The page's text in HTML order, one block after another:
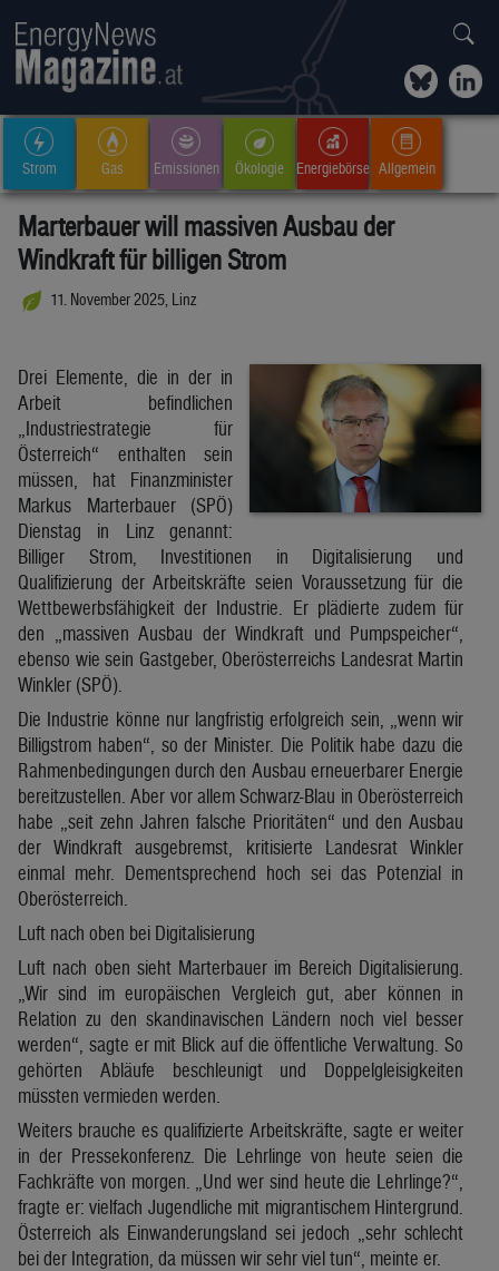
Strom Gas Emissionen Ökologie Energiebörse Allgemein
Marterbauer will massiven Ausbau der
Windkraft für billigen Strom
11. November 2025, Linz
Drei Elemente, die in der in
Arbeit befindlichen
„Industriestrategie für
Österreich“ enthalten sein
müssen, hat Finanzminister
Markus Marterbauer (SPÖ)
Dienstag in Linz genannt:
Billiger Strom, Investitionen in Digitalisierung und
Qualifizierung der Arbeitskräfte seien Voraussetzung für die
Wettbewerbsfähigkeit der Industrie. Er plädierte zudem für
den „massiven Ausbau der Windkraft und Pumpspeicher“,
ebenso wie sein Gastgeber, Oberösterreichs Landesrat Martin
Winkler (SPÖ).
Die Industrie könne nur langfristig erfolgreich sein, „wenn wir
Billigstrom haben“, so der Minister. Die Politik habe dazu die
Rahmenbedingungen durch den Ausbau erneuerbarer Energie
bereitzustellen. Aber vor allem Schwarz-Blau in Oberösterreich
habe „seit zehn Jahren falsche Prioritäten“ und den Ausbau
der Windkraft ausgebremst, kritisierte Landesrat Winkler
einmal mehr. Dementsprechend hoch sei das Potenzial in
Oberösterreich.
Luft nach oben bei Digitalisierung
Luft nach oben sieht Marterbauer im Bereich Digitalisierung.
„Wir sind im europäischen Vergleich gut, aber können in
Relation zu den skandinavischen Ländern noch viel besser
werden“, sagte er mit Blick auf die öffentliche Verwaltung. So
gehörten Abläufe beschleunigt und Doppelgleisigkeiten
müssten vermieden werden.
Weiters brauche es qualifizierte Arbeitskräfte, sagte er weiter
in der Pressekonferenz. Die Lehrlinge von heute seien die
Fachkräfte von morgen. „Und wer sind heute die Lehrlinge?“,
fragte er: vielfach Jugendliche mit migrantischem Hintergrund.
Österreich als Einwanderungsland sei jedoch „sehr schlecht
bei der Integration, da müssen wir sehr viel tun“, meinte er.